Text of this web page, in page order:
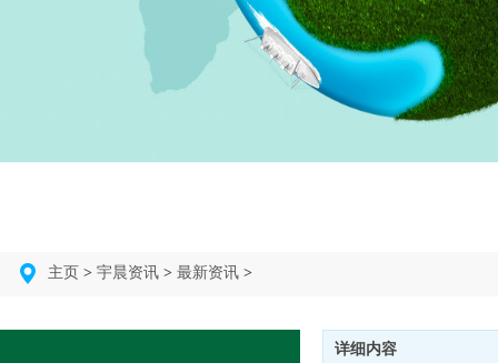
主页 > 宇晨资讯 > 最新资讯 >
详细内容